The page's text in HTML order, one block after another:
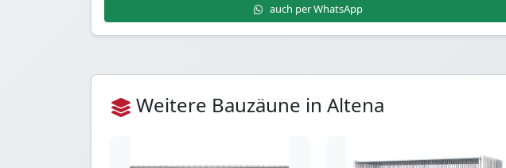
auch per WhatsApp
Weitere Bauzäune in Altena